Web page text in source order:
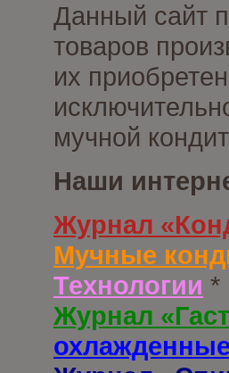
Данный сайт
товаров
их
мучной
Наши
Журнал
Мучные
Технологии *
Журнал